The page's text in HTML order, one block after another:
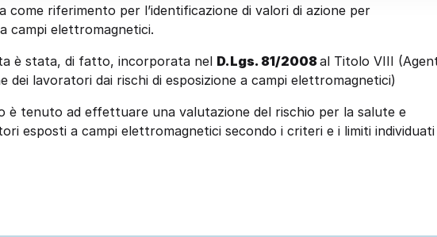
come riferimento per l’identificazione di valori di azione per
campi elettromagnetici.
è stata, di fatto, incorporata nel D.Lgs. 81/2008al Titolo VIII
dei lavoratori dai rischi di esposizione a campi elettromagnetici)
è tenuto ad effettuare una valutazione del rischio per la salute e
esposti a campi elettromagnetici secondo i criteri e i limiti individuati